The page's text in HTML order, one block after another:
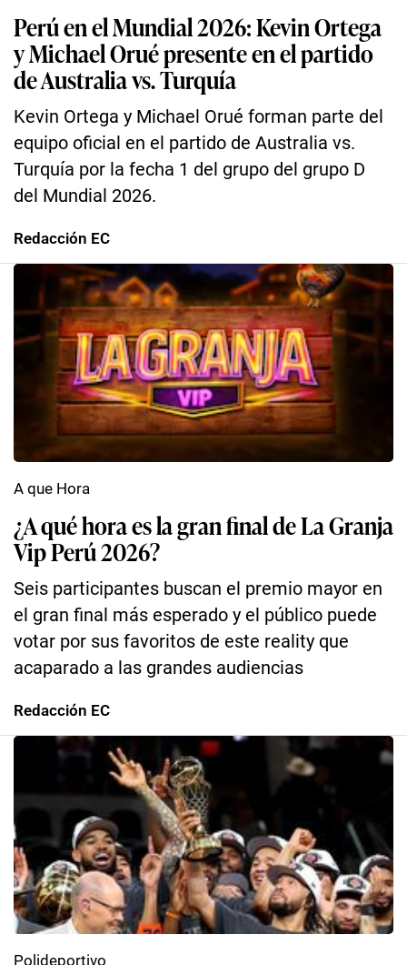
Perú en el Mundial 2026: Kevin Ortega
y Michael Orué presente en el partido
de Australia vs. Turquía
Kevin Ortega y Michael Orué forman parte del
equipo oficial en el partido de Australia vs.
Turquía por la fecha 1 del grupo del grupo D
del Mundial 2026.
Redacción EC
¿A qué hora es la gran final de La Granja
Vip Perú 2026?
Seis participantes buscan el premio mayor en
el gran final más esperado y el público puede
votar por sus favoritos de este reality que
acaparado a las grandes audiencias
A que Hora
Redacción EC
Polideportivo